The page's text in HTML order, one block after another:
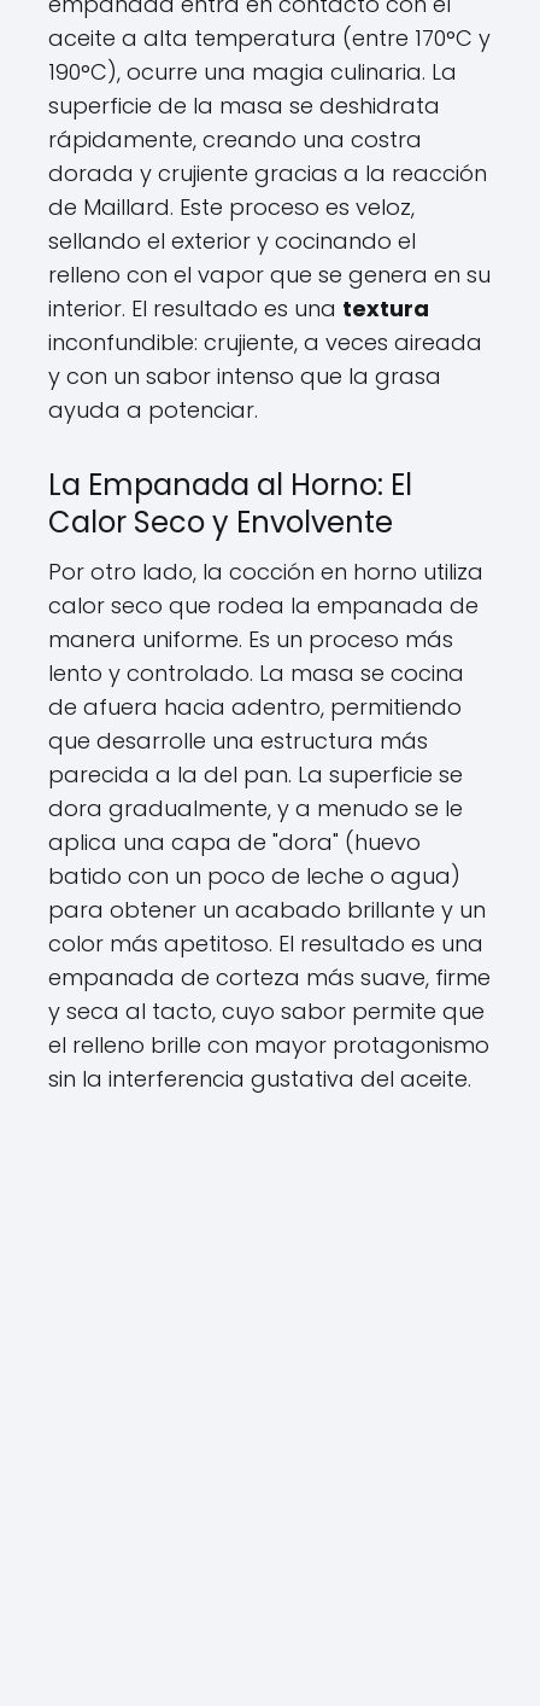
aceite a alta temperatura (entre 170°C y
190°C), ocurre una magia culinaria. La
superficie de la masa se deshidrata
rápidamente, creando una costra
dorada y crujiente gracias a la reacción
de Maillard. Este proceso es veloz,
sellando el exterior y cocinando el
relleno con el vapor que se genera en su
interior. El resultado es una textura
inconfundible: crujiente, a veces aireada
y con un sabor intenso que la grasa
ayuda a potenciar.
La Empanada al Horno: El
Calor Seco y Envolvente
Por otro lado, la cocción en horno utiliza
calor seco que rodea la empanada de
manera uniforme. Es un proceso más
lento y controlado. La masa se cocina
de afuera hacia adentro, permitiendo
que desarrolle una estructura más
parecida a la del pan. La superficie se
dora gradualmente, y a menudo se le
aplica una capa de "dora" (huevo
batido con un poco de leche o agua)
para obtener un acabado brillante y un
color más apetitoso. El resultado es una
empanada de corteza más suave, firme
y seca al tacto, cuyo sabor permite que
el relleno brille con mayor protagonismo
sin la interferencia gustativa del aceite.